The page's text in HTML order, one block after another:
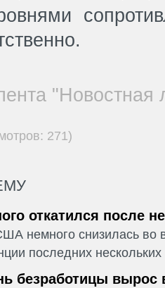
"Новостная
271)
откатился после
немного снизилась во
последних
безработицы вырос